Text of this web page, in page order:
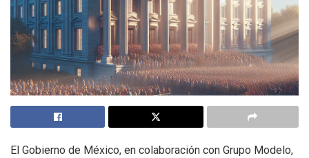
El Gobierno de México, en colaboración con Grupo Modelo,